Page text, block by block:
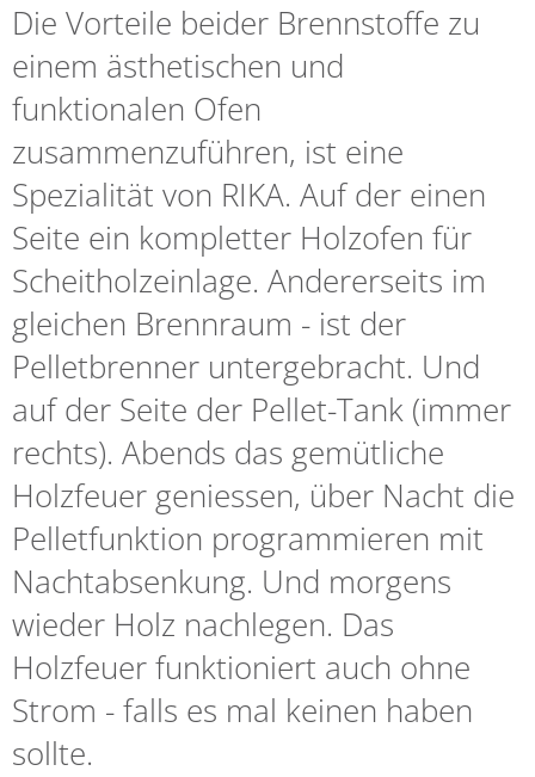
Die Vorteile beider Brennstoffe zu
einem ästhetischen und
funktionalen Ofen
zusammenzuführen, ist eine
Spezialität von RIKA. Auf der einen
Seite ein kompletter Holzofen für
Scheitholzeinlage. Andererseits im
gleichen Brennraum - ist der
Pelletbrenner untergebracht. Und
auf der Seite der Pellet-Tank (immer
rechts). Abends das gemütliche
Holzfeuer geniessen, über Nacht die
Pelletfunktion programmieren mit
Nachtabsenkung. Und morgens
wieder Holz nachlegen. Das
Holzfeuer funktioniert auch ohne
Strom - falls es mal keinen haben
sollte.